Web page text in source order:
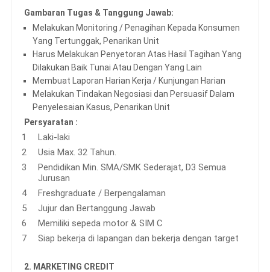
Gambaran Tugas & Tanggung Jawab:
Melakukan Monitoring / Penagihan Kepada Konsumen
Yang Tertunggak, Penarikan Unit
Harus Melakukan Penyetoran Atas Hasil Tagihan Yang
Dilakukan Baik Tunai Atau Dengan Yang Lain
Membuat Laporan Harian Kerja / Kunjungan Harian
Melakukan Tindakan Negosiasi dan Persuasif Dalam
Penyelesaian Kasus, Penarikan Unit
Persyaratan :
Laki-laki
Usia Max. 32 Tahun.
Pendidikan Min. SMA/SMK Sederajat, D3 Semua
Jurusan
Freshgraduate / Berpengalaman
Jujur dan Bertanggung Jawab
Memiliki sepeda motor & SIM C
Siap bekerja di lapangan dan bekerja dengan target
2. MARKETING CREDIT